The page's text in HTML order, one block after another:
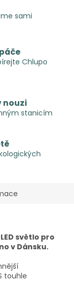
sami
Chlupo
nouzi
stanicím
světlo pro
v Dánsku.
touhle